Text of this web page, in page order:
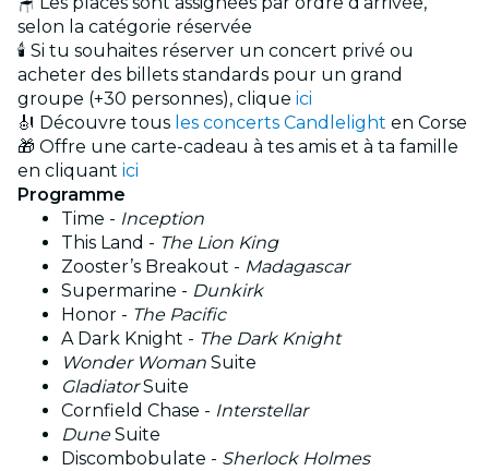
selon la catégorie réservée
🕯️ Si tu souhaites réserver un concert privé ou
acheter des billets standards pour un grand
groupe (+30 personnes), clique ici
🎻 Découvre tous les concerts Candlelight en Corse
🎁 Offre une carte-cadeau à tes amis et à ta famille
en cliquant ici
Programme
Time - Inception
This Land - The Lion King
Zooster’s Breakout - Madagascar
Supermarine - Dunkirk
Honor - The Pacific
A Dark Knight - The Dark Knight
Wonder Woman Suite
GladiatorSuite
Cornfield Chase - Interstellar
DuneSuite
Discombobulate - Sherlock Holmes